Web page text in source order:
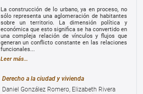
La construcción de lo urbano, ya en proceso, no
sólo representa una aglomeración de habitantes
sobre un territorio. La dimensión política y
económica que esto significa se ha convertido en
una compleja relación de vínculos y flujos que
generan un conflicto constante en las relaciones
funcionales...
Leer más…
Derecho a la ciudad y vivienda
Daniel González Romero, Elizabeth Rivera